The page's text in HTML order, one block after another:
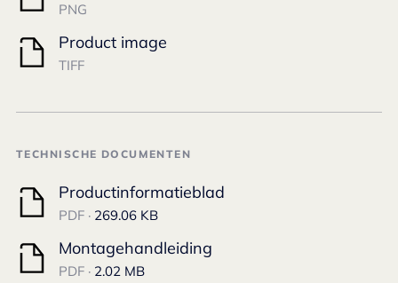
PNG
Product image
TIFF
TECHNISCHE DOCUMENTEN
Productinformatieblad
PDF · 269.06 KB
Montagehandleiding
PDF · 2.02 MB